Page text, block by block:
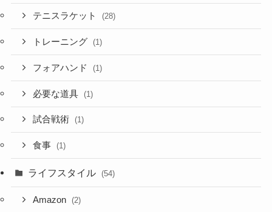
テニスラケット (28)
トレーニング (1)
フォアハンド (1)
必要な道具 (1)
試合戦術 (1)
食事 (1)
ライフスタイル (54)
Amazon (2)